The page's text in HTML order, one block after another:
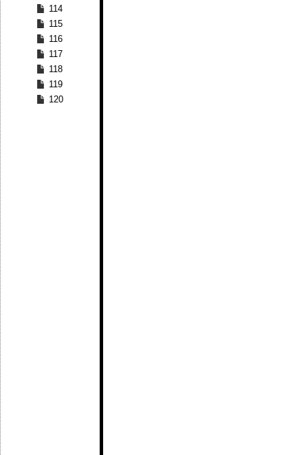
114
115
116
117
118
119
120